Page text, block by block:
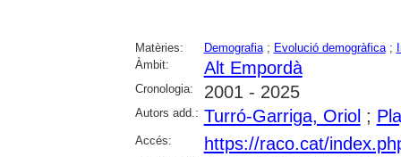
Matèries: Demografia; Evolució demogràfica;
Àmbit:
Alt Empordà
Cronologia: 2001 - 2025
Autors add.: Turró-Garriga, Oriol ;
Accés: https://raco.cat/